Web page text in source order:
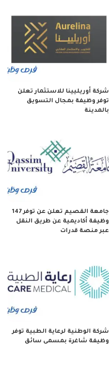
شركة أوريليينا للاستثمار تعلن
توفر وظيفة بمجال التسويق
بالمدينة
جامعة القصيم تعلن عن توفر 147
وظيفة أكاديمية عن طريق النقل
عبر منصة قدرات
شركة الوطنية لرعاية الطبية توفر
وظيفة شاغرة بمسمى سائق